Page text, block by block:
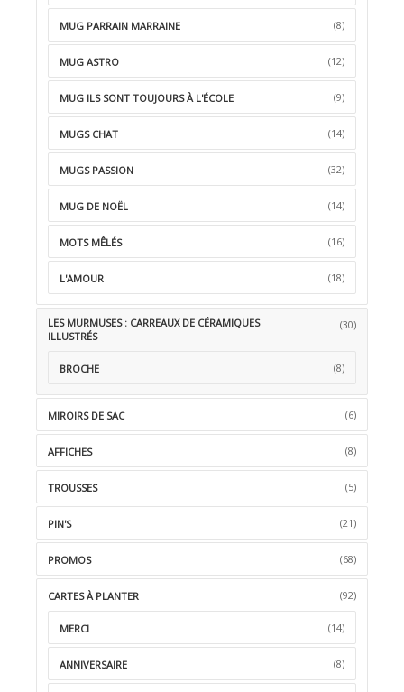
MUG PARRAIN MARRAINE (8)
MUG ASTRO (12)
MUG ILS SONT TOUJOURS À L'ÉCOLE (9)
MUGS CHAT (14)
MUGS PASSION (32)
MUG DE NOËL (14)
MOTS MÊLÉS (16)
L'AMOUR (18)
LES MURMUSES : CARREAUX DE CÉRAMIQUES
ILLUSTRÉS
(30)
BROCHE (8)
MIROIRS DE SAC (6)
AFFICHES (8)
TROUSSES (5)
PIN'S (21)
PROMOS (68)
CARTES À PLANTER (92)
MERCI (14)
ANNIVERSAIRE (8)